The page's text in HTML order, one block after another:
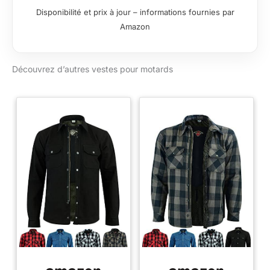
et respirante, idéal
pour l'été comme
amovibles au niveau
et des coudes Taille
poches frontales, 1
poche intérieure avec
fermeture Éclair.
Fermeture Éclair pour
raccorder avec le
pantalon, bandes
réfléchissantes pour
encore plus de
visibilité.
Disponibilité et prix à jour – informations fournies par
Amazon
Découvrez d’autres vestes pour motards